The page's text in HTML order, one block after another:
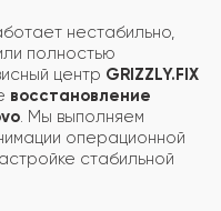
нестабильно,
полностью
центр GRIZZLY.FIX
восстановление
. Мы выполняем
операционной
стабильной